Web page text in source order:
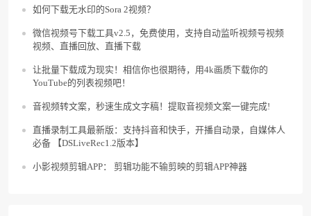
如何下载无水印的Sora 2视频？
微信视频号下载工具v2.5，免费使用，支持自动监听视频号视频
视频、直播回放、直播下载
让批量下载成为现实！相信你也很期待，用4k画质下载你的
YouTube的列表视频吧！
音视频转文案，秒速生成文字稿！提取音视频文案一键完成!
直播录制工具最新版：支持抖音和快手，开播自动录，自媒体人
必备 【DSLiveRec1.2版本】
小影视频剪辑APP： 剪辑功能不输剪映的剪辑APP神器